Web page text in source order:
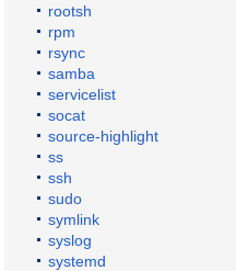
rootsh
rpm
rsync
samba
servicelist
socat
source-highlight
ss
ssh
sudo
symlink
syslog
systemd